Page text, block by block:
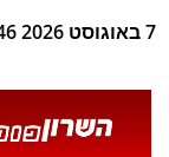
7 באוגוסט 2026 20:46